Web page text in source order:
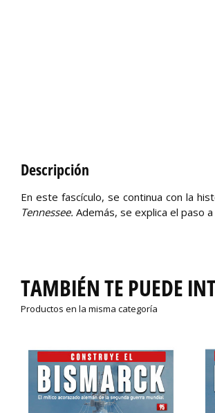
Descripción
En este fascículo, se continua con la
Tennessee. Además, se explica el paso
TAMBIÉN TE PUEDE
Productos en la misma categoría